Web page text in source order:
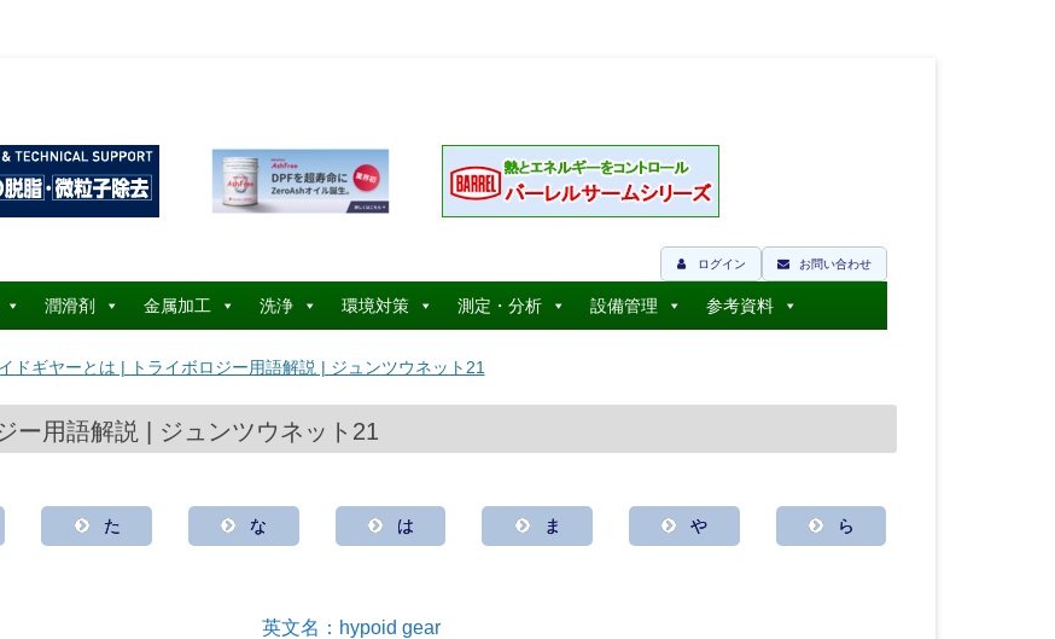
お問い合わせ
ログイン
コ
ン
テ
ン
へ
キ
ッ
プ
潤滑剤 金属加工 洗浄 環境対策 測定・分析 設備管理 参考資料
ドギヤーとは | トライボロジー用語解説 | ジュンツウネット21
ー用語解説 | ジュンツウネット21
た な は ま や ら
英文名：hypoid gear